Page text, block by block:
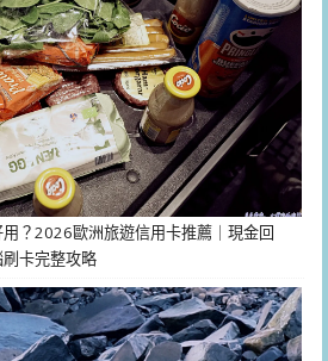
？2026歐洲旅遊信用卡推薦｜現金回
卡完整攻略